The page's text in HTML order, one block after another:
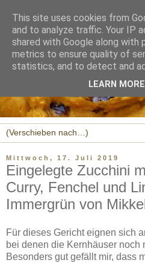
Mittwoch, 17. Juli 2019
Eingelegte Zucchini
Curry, Fenchel und
Immergrün von
Für dieses Gericht eignen sich
bei denen die Kernhäuser noch
Besonders gut gefällt mir, dass
This site uses cookies from
and to analyze traffic. Your IP
shared with Google along with
metrics to ensure quality of
statistics, and to detect and
LEARN MORE